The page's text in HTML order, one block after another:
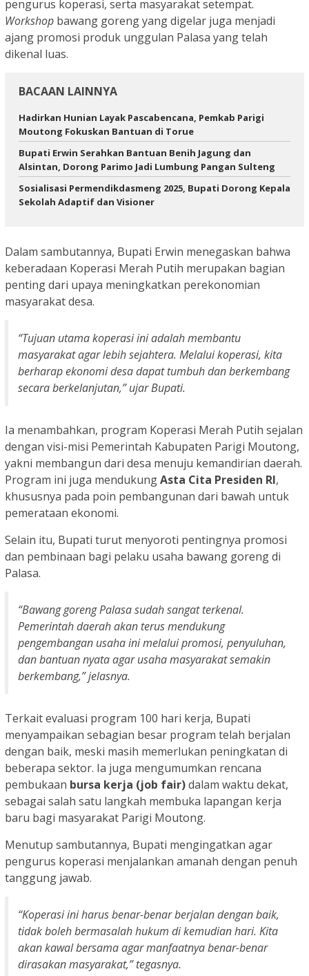
pengurus koperasi, serta masyarakat setempat.
Workshop bawang goreng yang digelar juga menjadi
ajang promosi produk unggulan Palasa yang telah
dikenal luas.
BACAAN LAINNYA
Hadirkan Hunian Layak Pascabencana, Pemkab Parigi
Moutong Fokuskan Bantuan di Torue
Bupati Erwin Serahkan Bantuan Benih Jagung dan
Alsintan, Dorong Parimo Jadi Lumbung Pangan Sulteng
Sosialisasi Permendikdasmeng 2025, Bupati Dorong Kepala
Sekolah Adaptif dan Visioner
Dalam sambutannya, Bupati Erwin menegaskan bahwa
keberadaan Koperasi Merah Putih merupakan bagian
penting dari upaya meningkatkan perekonomian
masyarakat desa.
“Tujuan utama koperasi ini adalah membantu
masyarakat agar lebih sejahtera. Melalui koperasi, kita
berharap ekonomi desa dapat tumbuh dan berkembang
secara berkelanjutan,” ujar Bupati.
Ia menambahkan, program Koperasi Merah Putih sejalan
dengan visi-misi Pemerintah Kabupaten Parigi Moutong,
yakni membangun dari desa menuju kemandirian daerah.
Program ini juga mendukungAsta Cita Presiden RI,
khususnya pada poin pembangunan dari bawah untuk
pemerataan ekonomi.
Selain itu, Bupati turut menyoroti pentingnya promosi
dan pembinaan bagi pelaku usaha bawang goreng di
Palasa.
“Bawang goreng Palasa sudah sangat terkenal.
Pemerintah daerah akan terus mendukung
pengembangan usaha ini melalui promosi, penyuluhan,
dan bantuan nyata agar usaha masyarakat semakin
berkembang,” jelasnya.
Terkait evaluasi program 100 hari kerja, Bupati
menyampaikan sebagian besar program telah berjalan
dengan baik, meski masih memerlukan peningkatan di
beberapa sektor. Ia juga mengumumkan rencana
pembukaan bursa kerja (job fair)dalam waktu dekat,
sebagai salah satu langkah membuka lapangan kerja
baru bagi masyarakat Parigi Moutong.
Menutup sambutannya, Bupati mengingatkan agar
pengurus koperasi menjalankan amanah dengan penuh
tanggung jawab.
“Koperasi ini harus benar-benar berjalan dengan baik,
tidak boleh bermasalah hukum di kemudian hari. Kita
akan kawal bersama agar manfaatnya benar-benar
dirasakan masyarakat,” tegasnya.